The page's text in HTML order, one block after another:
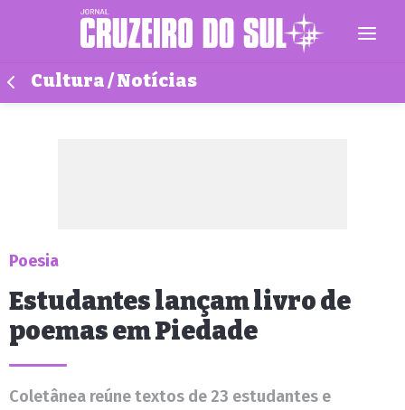
Cultura / Notícias
Poesia
Estudantes lançam livro de
poemas em Piedade
Coletânea reúne textos de 23 estudantes e